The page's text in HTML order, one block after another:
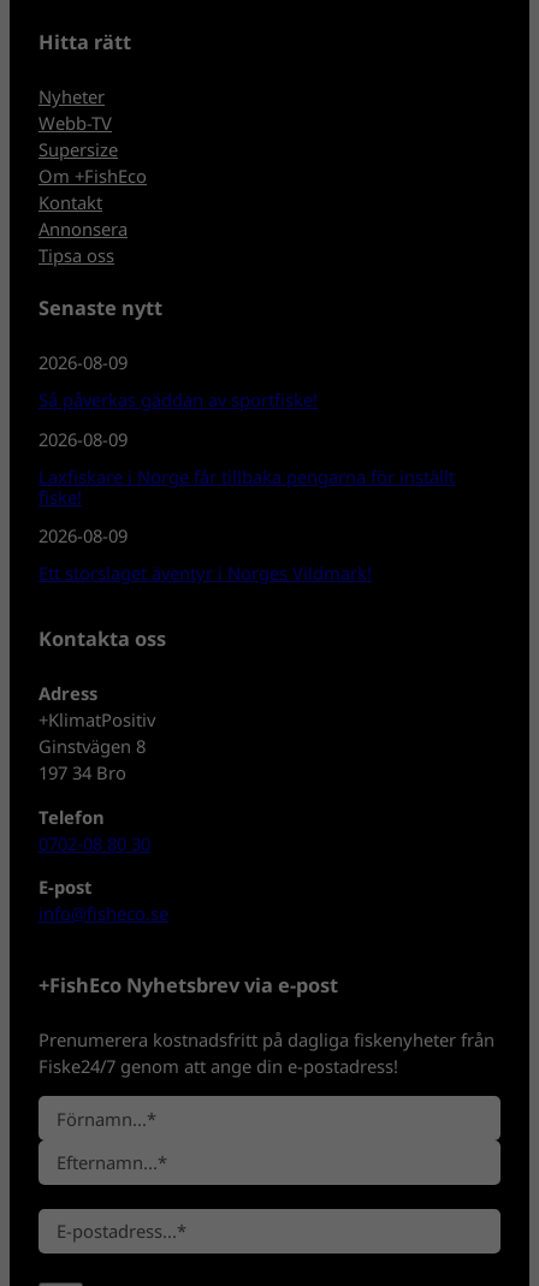
Hitta rätt
Nyheter
Webb-TV
Supersize
Om +FishEco
Kontakt
Annonsera
Tipsa oss
Senaste nytt
2026-08-09
Så påverkas gäddan av sportfiske!
2026-08-09
Laxfiskare i Norge får tillbaka pengarna för inställt
fiske!
2026-08-09
Ett storslaget äventyr i Norges Vildmark!
Kontakta oss
Adress
+KlimatPositiv
Ginstvägen 8
197 34 Bro
Telefon
0702-08 80 30
E-post
info@fisheco.se
+FishEco Nyhetsbrev via e-post
Prenumerera kostnadsfritt på dagliga fiskenyheter från
Fiske24/7 genom att ange din e-postadress!
N
a
n
*
F
ö
r
a
t
E
-